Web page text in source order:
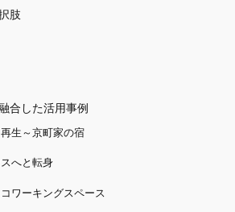
肢
合した活用事例
生～京町家の宿
へと転身
ワーキングスペース